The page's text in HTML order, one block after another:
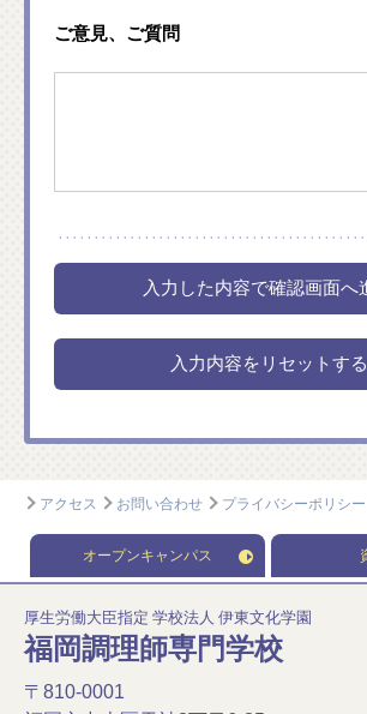
ご意見、ご質問
アクセス お問い合わせ プライバシーポリシー
オープンキャンパス
厚生労働大臣指定 学校法人 伊東文化学園
福岡調理師専門学校
〒810-0001